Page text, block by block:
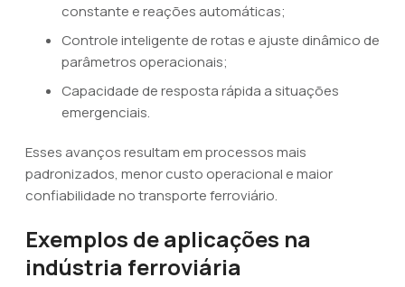
constante e reações automáticas;
Controle inteligente de rotas e ajuste dinâmico de
parâmetros operacionais;
Capacidade de resposta rápida a situações
emergenciais.
Esses avanços resultam em processos mais
padronizados, menor custo operacional e maior
confiabilidade no transporte ferroviário.
Exemplos de aplicações na
indústria ferroviária